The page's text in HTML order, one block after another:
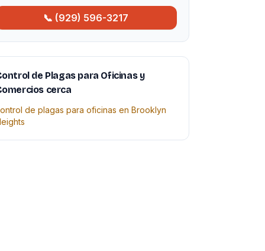
📞 (929) 596-3217
de Plagas para Oficinas y
cerca
de plagas para oficinas en Brooklyn